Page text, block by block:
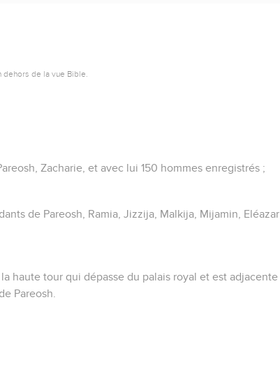
de la vue Bible.
Zacharie, et avec lui 150 hommes enregistrés ;
de Pareosh, Ramia, Jizzija, Malkija, Mijamin, Eléazar,
haute tour qui dépasse du palais royal et est adjacente
Pareosh.